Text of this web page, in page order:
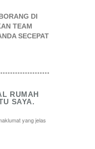
DI
TEAM
SECEPAT
RUMAH
SAYA.
yang jelas